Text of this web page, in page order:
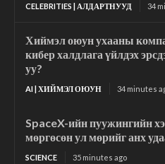
CELEBRITIES | АЛДАРТНУУД 34
Хиймэл оюун ухааны
кибер халдлага үйлдэх
уу?
AI | ХИЙМЭЛ ОЮУН 34 minutes
SpaceX-ийн пуужингийн
мөргөсөн ул мөрийг анх
SCIENCE 35 minutes ago